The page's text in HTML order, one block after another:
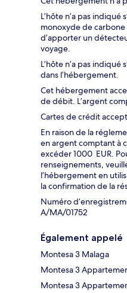
L’hôte n’a pas indiqué
monoxyde de
d’apporter un
voyage.
L’hôte n’a pas
dans l’hébergement.
Cet hébergement
de débit. L’argent
Cartes de crédit
En raison de la
en argent comptant à
excéder 1000 EUR.
renseignements,
l’hébergement en
la confirmation de la
Numéro
A/MA/01752
Également appelé
Montesa 3 Malaga
Montesa 3
Montesa 3